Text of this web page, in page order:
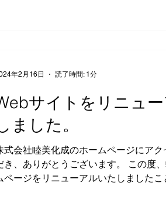
サイトをリニュ
ました。
式会社睦美化成のホームページにアク
き、ありがとうございます。 この度
ページをリニューアルいたしましたこ
年2月16日 読了時間: 1分